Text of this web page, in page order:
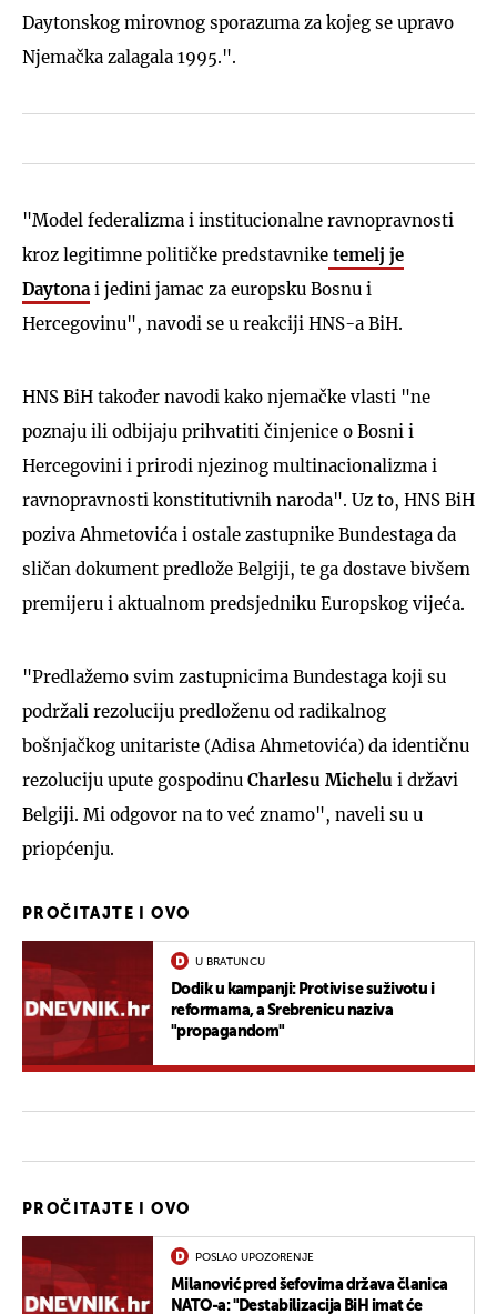
Daytonskog mirovnog sporazuma za kojeg se upravo
Njemačka zalagala 1995.".
"Model federalizma i institucionalne ravnopravnosti
kroz legitimne političke predstavnike temelj je
Daytona i jedini jamac za europsku Bosnu i
Hercegovinu", navodi se u reakciji HNS-a BiH.
HNS BiH također navodi kako njemačke vlasti "ne
poznaju ili odbijaju prihvatiti činjenice o Bosni i
Hercegovini i prirodi njezinog multinacionalizma i
ravnopravnosti konstitutivnih naroda". Uz to, HNS BiH
poziva Ahmetovića i ostale zastupnike Bundestaga da
sličan dokument predlože Belgiji, te ga dostave bivšem
premijeru i aktualnom predsjedniku Europskog vijeća.
"Predlažemo svim zastupnicima Bundestaga koji su
podržali rezoluciju predloženu od radikalnog
bošnjačkog unitariste (Adisa Ahmetovića) da identičnu
rezoluciju upute gospodinu Charlesu Michelu i državi
Belgiji. Mi odgovor na to već znamo", naveli su u
priopćenju.
PROČITAJTE I OVO
U BRATUNCU
Dodik u kampanji: Protivi se suživotu i
reformama, a Srebrenicu naziva
"propagandom"
PROČITAJTE I OVO
POSLAO UPOZORENJE
Milanović pred šefovima država članica
NATO-a: "Destabilizacija BiH imat će